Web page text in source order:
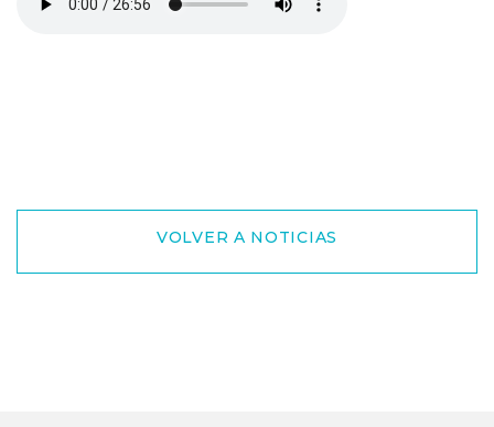
VOLVER A NOTICIAS